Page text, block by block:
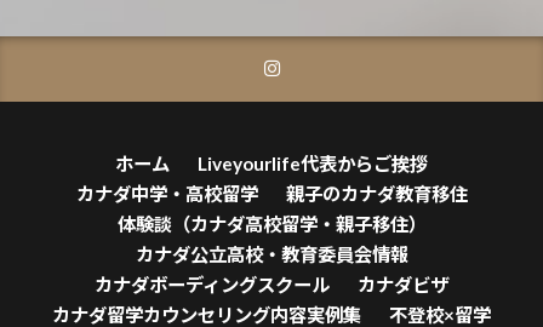
ホーム
Liveyourlife代表からご挨拶
カナダ中学・高校留学
親子のカナダ教育移住
体験談（カナダ高校留学・親子移住）
カナダ公立高校・教育委員会情報
カナダボーディングスクール
カナダビザ
カナダ留学カウンセリング内容実例集
不登校×留学